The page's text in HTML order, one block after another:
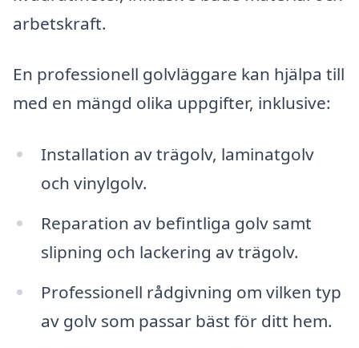
arbetskraft.
En professionell golvläggare kan hjälpa till
med en mängd olika uppgifter, inklusive:
Installation av trägolv, laminatgolv
och vinylgolv.
Reparation av befintliga golv samt
slipning och lackering av trägolv.
Professionell rådgivning om vilken typ
av golv som passar bäst för ditt hem.